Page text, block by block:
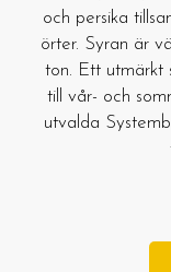
och persika
örter. Syran är
ton. Ett utmärkt
till vår- och
utvalda